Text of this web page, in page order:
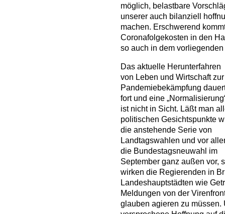
möglich, belastbare
unserer auch bilanziell
machen. Erschwerend
Coronafolgekosten in den
so auch in dem
Das aktuelle Herunterfahren
von Leben und Wirtschaft zur
Pandemiebekämpfung
fort und eine
ist nicht in Sicht. Läßt man
politischen Gesichtspunkte
die anstehende Serie von
Landtagswahlen und vor
die Bundestagsneuwahl im
September ganz außen vor,
wirken die Regierenden in
Landeshauptstädten wie
Meldungen von der
glauben agieren zu